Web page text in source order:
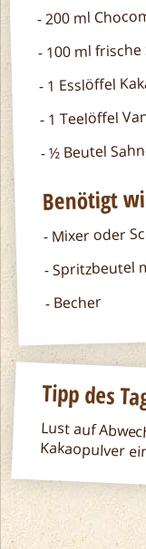
200 ml
100 ml
1 Esslöffel
1 Teelöffel
½ Beutel
Benötigt
Mixer oder
Spritzbeutel
Becher
Tipp des
Lust auf
Kakaopulver